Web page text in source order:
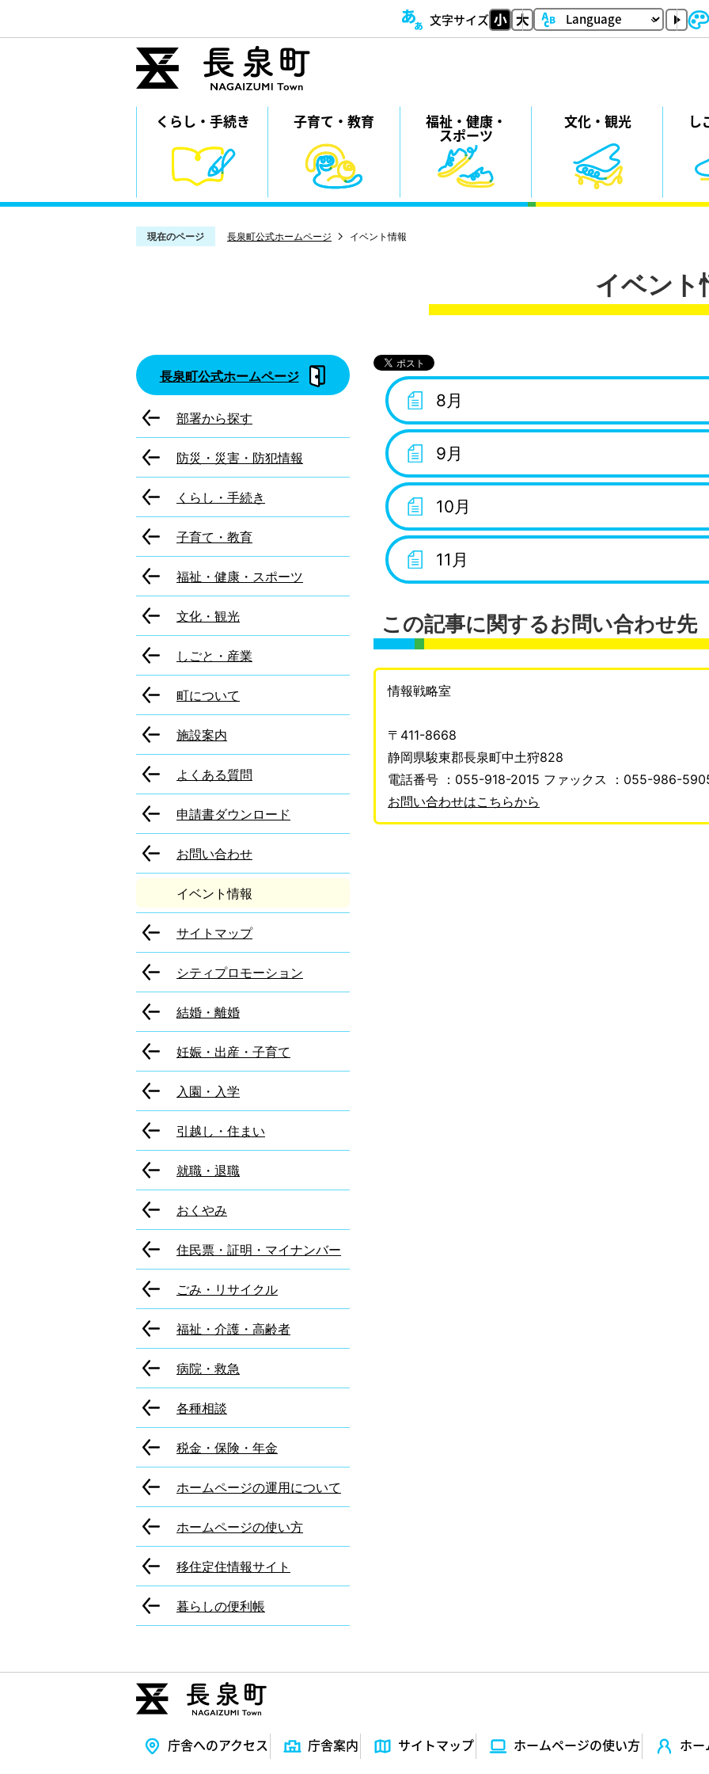
文字サイズ
くらし・ ⼿続き 子育て・教育 福祉・ 健康・
スポーツ
⽂化・ 観光 し
現在のページ 長泉町公式ホームページ イベント情報
イベント
長泉町公式ホームページ
部署から探す
防災・災害・防犯情報
くらし・手続き
子育て・教育
福祉・健康・スポーツ
文化・観光
しごと・産業
町について
施設案内
よくある質問
申請書ダウンロード
お問い合わせ
イベント情報
サイトマップ
シティプロモーション
結婚・離婚
妊娠・出産・子育て
入園・入学
引越し・住まい
就職・退職
おくやみ
住民票・証明・マイナンバー
ごみ・リサイクル
福祉・介護・高齢者
病院・救急
各種相談
税金・保険・年金
ホームページの運用について
ホームページの使い方
移住定住情報サイト
暮らしの便利帳
8月
9月
10月
11月
この記事に関するお問い合わせ先
情報戦略室
〒411-8668
静岡県駿東郡長泉町中土狩828
電話番号 ：055-918-2015 ファックス ：055-986-
​​​​​​​お問い合わせはこちらから
庁舎へのアクセス 庁舎案内 サイトマップ ホームページの使い⽅ ホ